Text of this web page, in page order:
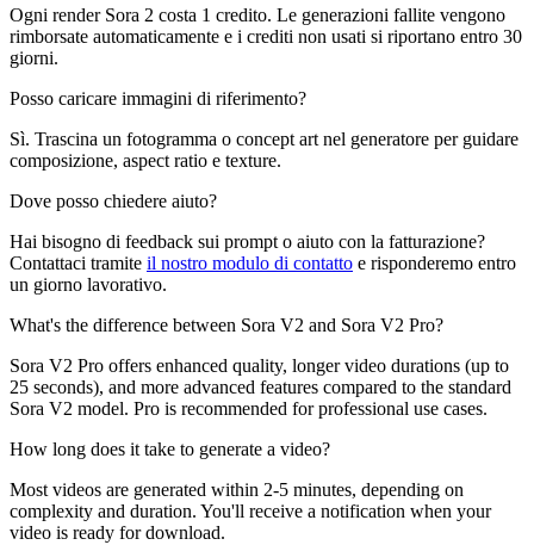
Ogni render Sora 2 costa 1 credito. Le generazioni fallite vengono
rimborsate automaticamente e i crediti non usati si riportano entro 30
giorni.
Posso caricare immagini di riferimento?
Sì. Trascina un fotogramma o concept art nel generatore per guidare
composizione, aspect ratio e texture.
Dove posso chiedere aiuto?
Hai bisogno di feedback sui prompt o aiuto con la fatturazione?
Contattaci tramite il nostro modulo di contatto e risponderemo entro
un giorno lavorativo.
What's the difference between Sora V2 and Sora V2 Pro?
Sora V2 Pro offers enhanced quality, longer video durations (up to
25 seconds), and more advanced features compared to the standard
Sora V2 model. Pro is recommended for professional use cases.
How long does it take to generate a video?
Most videos are generated within 2-5 minutes, depending on
complexity and duration. You'll receive a notification when your
video is ready for download.